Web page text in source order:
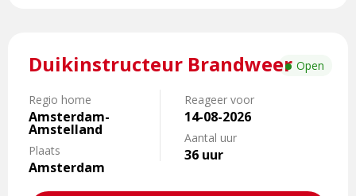
Duikinstructeur Brandweer
Regio home
Amsterdam-
Amstelland
Plaats
Amsterdam
Reageer voor
14-08-2026
Aantal uur
36 uur
Open
meer
Duikinstructeur
Brandweer